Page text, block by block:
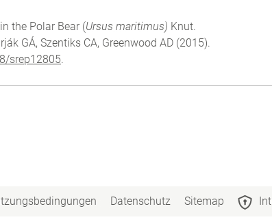
the Polar Bear (Ursus maritimus) Knut.
GÁ, Szentiks CA, Greenwood AD (2015).
srep12805.
kopieren
Datenschutz Sitemap